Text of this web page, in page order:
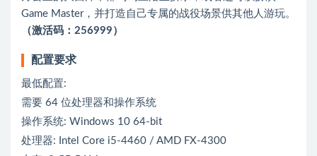
Game Master，并打造自己专属的战役场景供其他人游玩。
（激活码：256999）
配置要求
最低配置:
需要 64 位处理器和操作系统
操作系统: Windows 10 64-bit
处理器: Intel Core i5-4460 / AMD FX-4300